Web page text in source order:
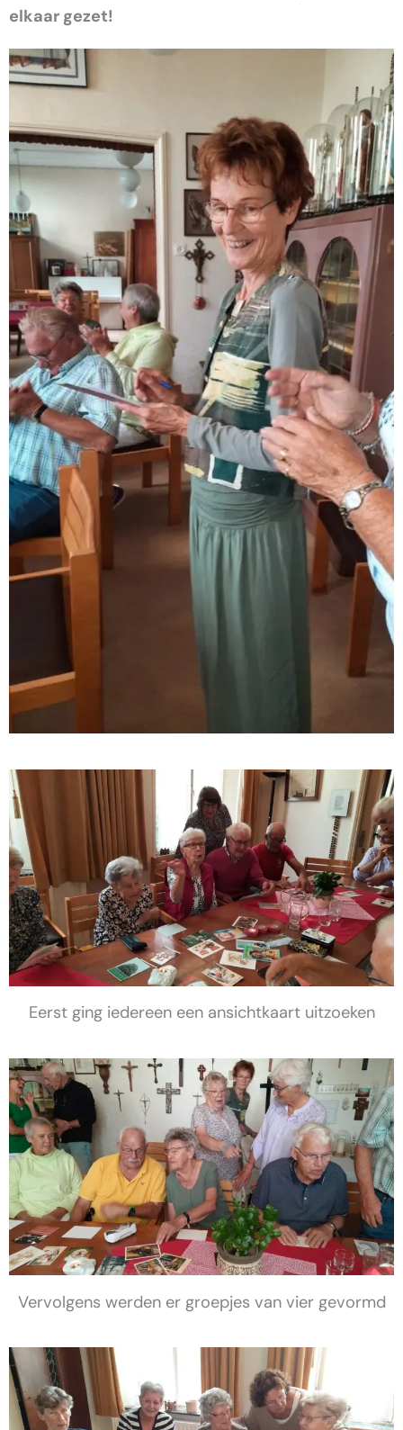
elkaar gezet!
Eerst ging iedereen een ansichtkaart uitzoeken
Vervolgens werden er groepjes van vier gevormd